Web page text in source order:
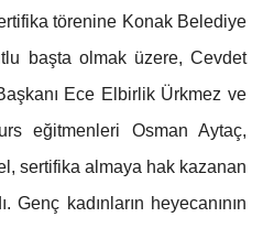
törenine Konak Belediye
başta olmak üzere, Cevdet
Ece Elbirlik Ürkmez ve
eğitmenleri Osman Aytaç,
sertifika almaya hak kazanan
Genç kadınların heyecanının